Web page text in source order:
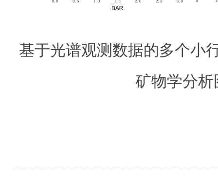
基于光谱观测数据的多个小
矿物学分析